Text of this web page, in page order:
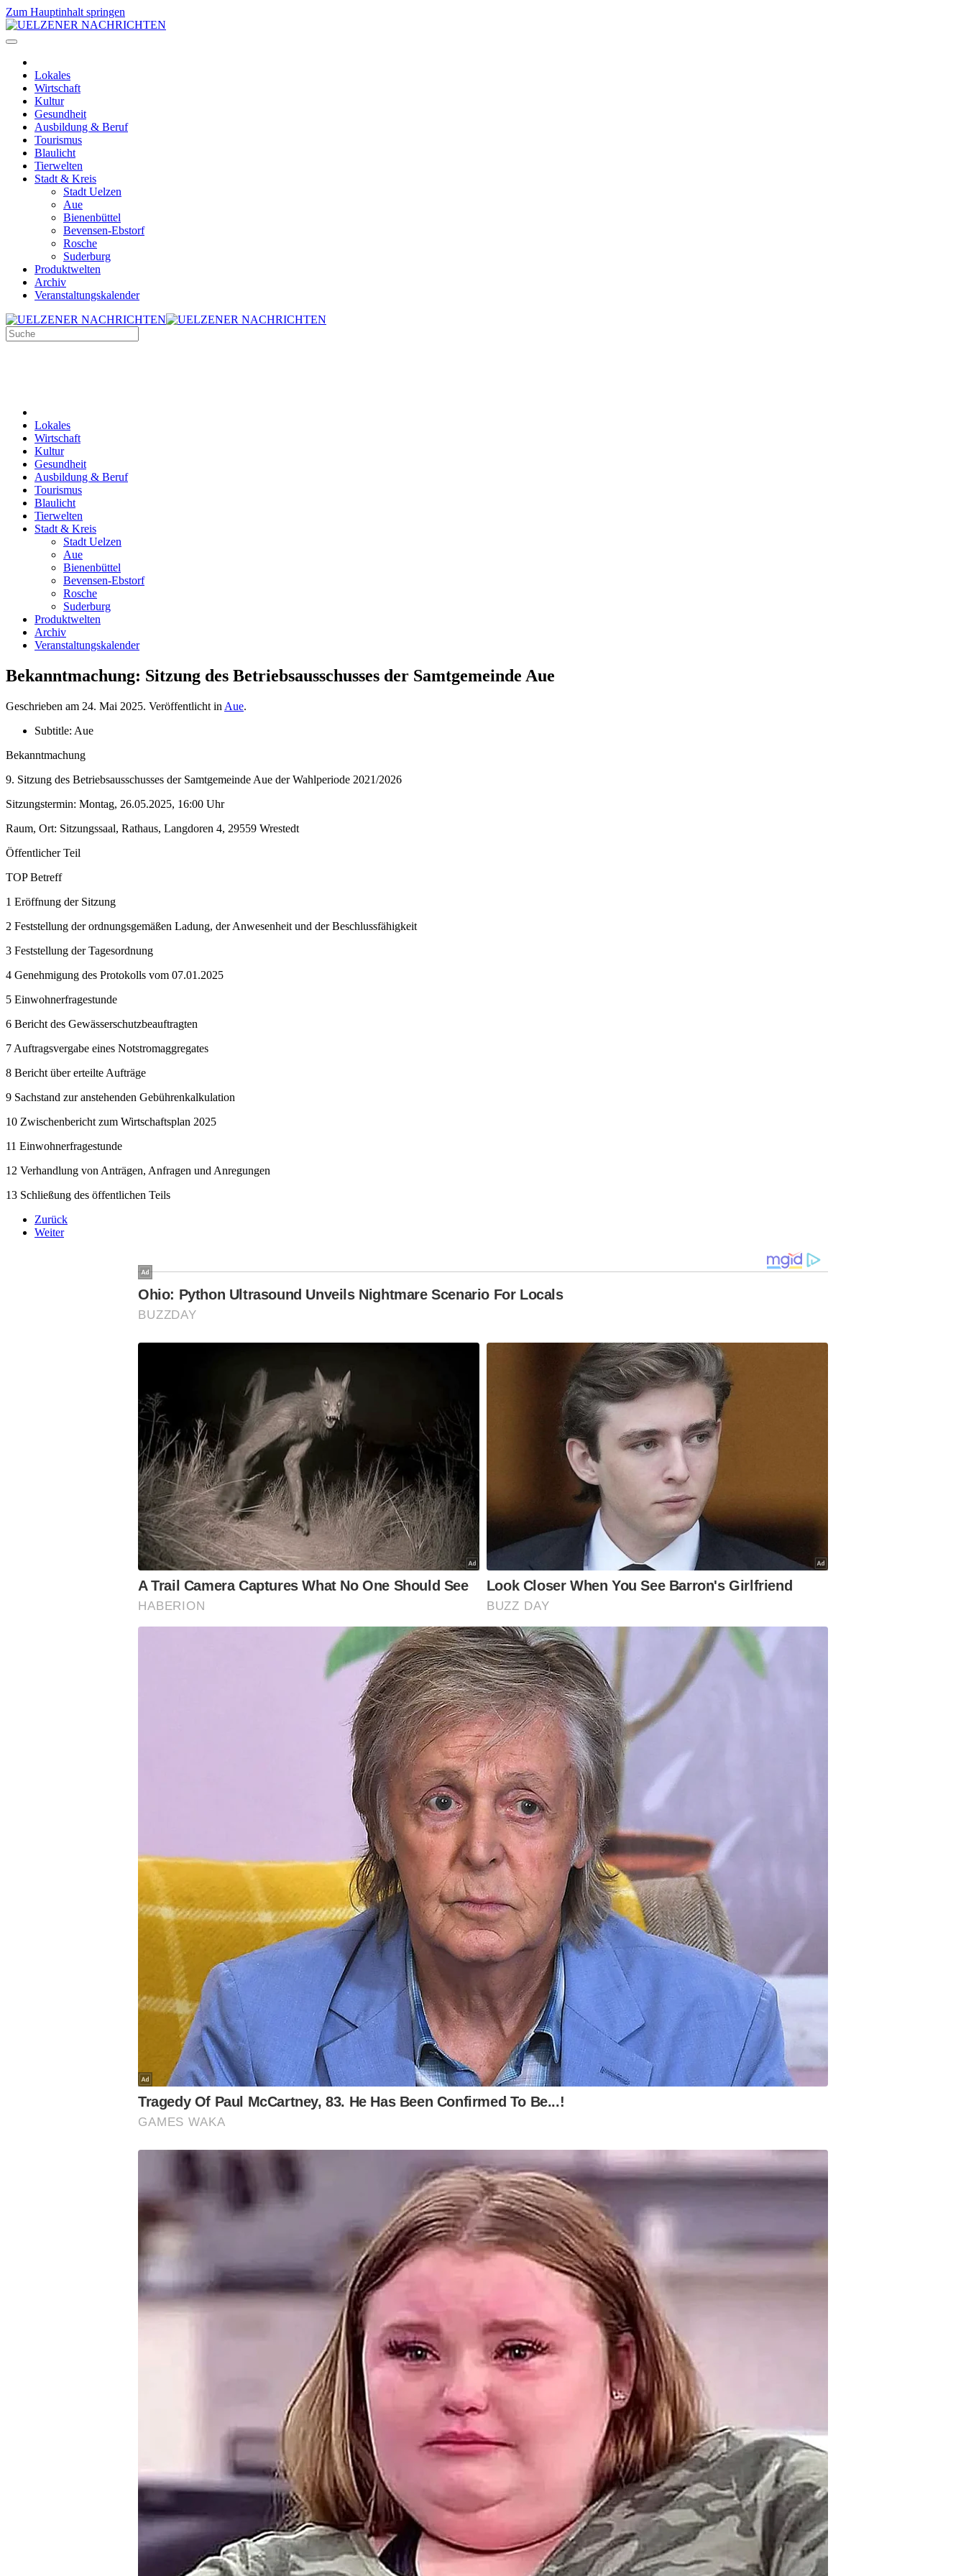
Zum Hauptinhalt springen
Lokales
Wirtschaft
Kultur
Gesundheit
Ausbildung & Beruf
Tourismus
Blaulicht
Tierwelten
Stadt & Kreis
Stadt Uelzen
Aue
Bienenbüttel
Bevensen-Ebstorf
Rosche
Suderburg
Produktwelten
Archiv
Veranstaltungskalender
Lokales
Wirtschaft
Kultur
Gesundheit
Ausbildung & Beruf
Tourismus
Blaulicht
Tierwelten
Stadt & Kreis
Stadt Uelzen
Aue
Bienenbüttel
Bevensen-Ebstorf
Rosche
Suderburg
Produktwelten
Archiv
Veranstaltungskalender
Bekanntmachung: Sitzung des Betriebsausschusses der Samtgemeinde Aue
Geschrieben am 24. Mai 2025. Veröffentlicht in Aue.
Subtitle: Aue
Bekanntmachung
9. Sitzung des Betriebsausschusses der Samtgemeinde Aue der Wahlperiode 2021/2026
Sitzungstermin: Montag, 26.05.2025, 16:00 Uhr
Raum, Ort: Sitzungssaal, Rathaus, Langdoren 4, 29559 Wrestedt
Öffentlicher Teil
TOP Betreff
1 Eröffnung der Sitzung
2 Feststellung der ordnungsgemäßen Ladung, der Anwesenheit und der Beschlussfähigkeit
3 Feststellung der Tagesordnung
4 Genehmigung des Protokolls vom 07.01.2025
5 Einwohnerfragestunde
6 Bericht des Gewässerschutzbeauftragten
7 Auftragsvergabe eines Notstromaggregates
8 Bericht über erteilte Aufträge
9 Sachstand zur anstehenden Gebührenkalkulation
10 Zwischenbericht zum Wirtschaftsplan 2025
11 Einwohnerfragestunde
12 Verhandlung von Anträgen, Anfragen und Anregungen
13 Schließung des öffentlichen Teils
Zurück
Weiter